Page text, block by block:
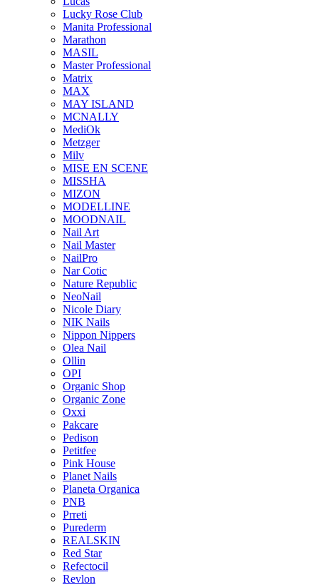
Lucky Rose Club
Manita Professional
Marathon
MASIL
Master Professional
Matrix
MAX
MAY ISLAND
MCNALLY
MediOk
Metzger
Milv
MISE EN SCENE
MISSHA
MIZON
MODELLINE
MOODNAIL
Nail Art
Nail Master
NailPro
Nar Cotic
Nature Republic
NeoNail
Nicole Diary
NIK Nails
Nippon Nippers
Olea Nail
Ollin
OPI
Organic Shop
Organic Zone
Oxxi
Pakcare
Pedison
Petitfee
Pink House
Planet Nails
Planeta Organica
PNB
Prreti
Purederm
REALSKIN
Red Star
Refectocil
Revlon